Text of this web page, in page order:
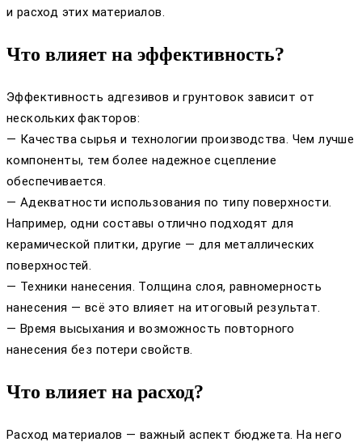
и расход этих материалов.
Что влияет на эффективность?
Эффективность адгезивов и грунтовок зависит от
нескольких факторов:
— Качества сырья и технологии производства. Чем лучше
компоненты, тем более надежное сцепление
обеспечивается.
— Адекватности использования по типу поверхности.
Например, одни составы отлично подходят для
керамической плитки, другие — для металлических
поверхностей.
— Техники нанесения. Толщина слоя, равномерность
нанесения — всё это влияет на итоговый результат.
— Время высыхания и возможность повторного
нанесения без потери свойств.
Что влияет на расход?
Расход материалов — важный аспект бюджета. На него